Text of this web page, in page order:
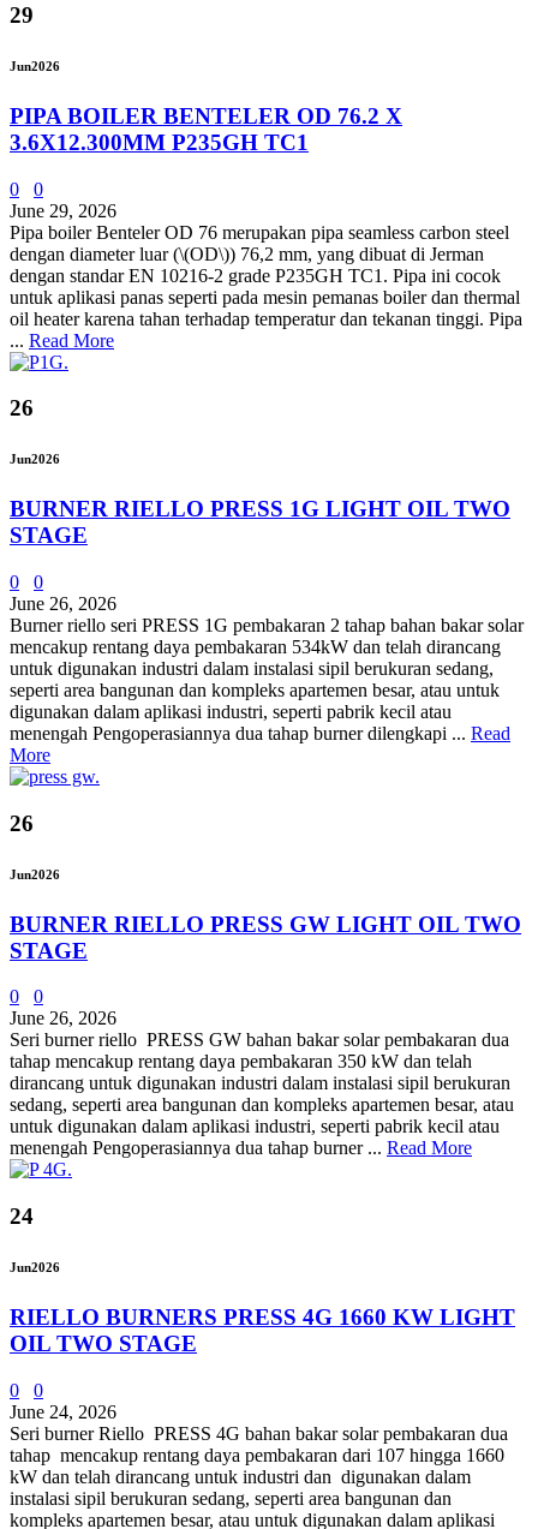
29
Jun2026
PIPA BOILER BENTELER OD 76.2 X
3.6X12.300MM P235GH TC1
0
0
June 29, 2026
Pipa boiler Benteler OD 76 merupakan pipa seamless carbon steel
dengan diameter luar (\(OD\)) 76,2 mm, yang dibuat di Jerman
dengan standar EN 10216-2 grade P235GH TC1. Pipa ini cocok
untuk aplikasi panas seperti pada mesin pemanas boiler dan thermal
oil heater karena tahan terhadap temperatur dan tekanan tinggi. Pipa
... Read More
26
Jun2026
BURNER RIELLO PRESS 1G LIGHT OIL TWO
STAGE
0
0
June 26, 2026
Burner riello seri PRESS 1G pembakaran 2 tahap bahan bakar solar
mencakup rentang daya pembakaran 534kW dan telah dirancang
untuk digunakan industri dalam instalasi sipil berukuran sedang,
seperti area bangunan dan kompleks apartemen besar, atau untuk
digunakan dalam aplikasi industri, seperti pabrik kecil atau
menengah Pengoperasiannya dua tahap burner dilengkapi ... Read
More
26
Jun2026
BURNER RIELLO PRESS GW LIGHT OIL TWO
STAGE
0
0
June 26, 2026
Seri burner riello PRESS GW bahan bakar solar pembakaran dua
tahap mencakup rentang daya pembakaran 350 kW dan telah
dirancang untuk digunakan industri dalam instalasi sipil berukuran
sedang, seperti area bangunan dan kompleks apartemen besar, atau
untuk digunakan dalam aplikasi industri, seperti pabrik kecil atau
menengah Pengoperasiannya dua tahap burner ... Read More
24
Jun2026
RIELLO BURNERS PRESS 4G 1660 KW LIGHT
OIL TWO STAGE
0
0
June 24, 2026
Seri burner Riello PRESS 4G bahan bakar solar pembakaran dua
tahap mencakup rentang daya pembakaran dari 107 hingga 1660
kW dan telah dirancang untuk industri dan digunakan dalam
instalasi sipil berukuran sedang, seperti area bangunan dan
kompleks apartemen besar, atau untuk digunakan dalam aplikasi